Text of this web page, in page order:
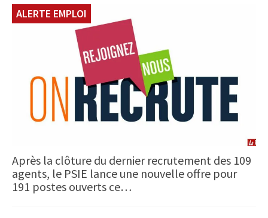
ALERTE EMPLOI
Après la clôture du dernier recrutement des 109
agents, le PSIE lance une nouvelle offre pour
191 postes ouverts ce…